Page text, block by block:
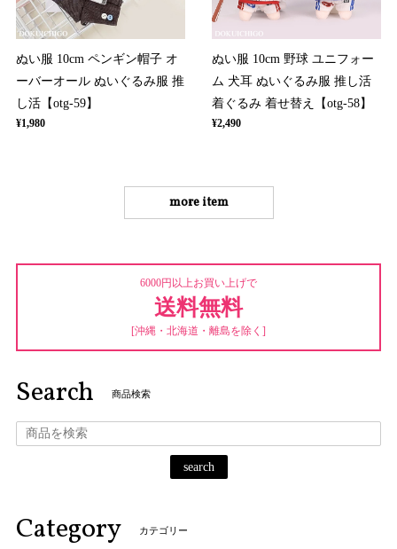
ぬい服 10cm ペンギン帽子 オ
ーバーオール ぬいぐるみ服 推
し活【otg-59】
¥1,980
ぬい服 10cm 野球 ユニフォー
ム 犬耳 ぬいぐるみ服 推し活
着ぐるみ 着せ替え【otg-58】
¥2,490
more item
6000円以上お買い上げで
送料無料
[沖縄・北海道・離島を除く]
Search 商品検索
search
Category カテゴリー